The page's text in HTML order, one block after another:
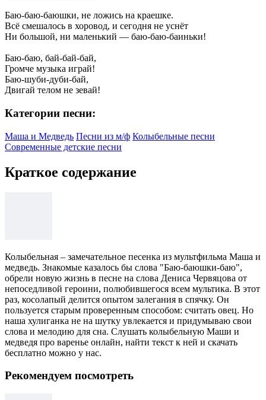
Баю-баю-баюшки, не ложись на краешке.
Всё смешалось в хоровод, и сегодня не уснёт
Ни большой, ни маленький — баю-баю-баиньки!
Баю-баю, бай-бай-бай,
Громче музыка играй!
Баю-шуби-дуби-бай,
Двигай телом не зевай!
Категории песни:
Маша и Медведь Песни из м/ф Колыбельные песни
Современные детские песни
Краткое содержание
Колыбельная – замечательное песенка из мультфильма Маша и
медведь. Знакомые казалось бы слова "Баю-баюшки-баю",
обрели новую жизнь в песне на слова Дениса Червяцова от
непоседливой героини, полюбившегося всем мультика. В этот
раз, косолапый делится опытом залегания в спячку. Он
пользуется старым проверенным способом: считать овец. Но
наша хулиганка не на шутку увлекается и придумываю свои
слова и мелодию для сна. Слушать колыбельную Маши и
медведя про варенье онлайн, найти текст к ней и скачать
бесплатно можно у нас.
Рекомендуем посмотреть